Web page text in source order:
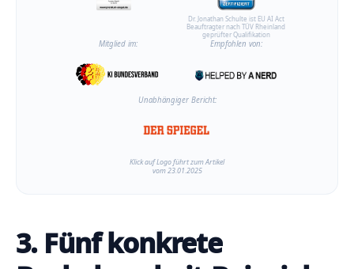
Dr. Jonathan Schulte ist EU AI Act
Beauftragter nach TÜV Rheinland
geprüfter Qualifikation
Mitglied im: Empfohlen von:
Unabhängiger Bericht:
Klick auf Logo führt zum Artikel
vom 23.01.2025
3. Fünf konkrete